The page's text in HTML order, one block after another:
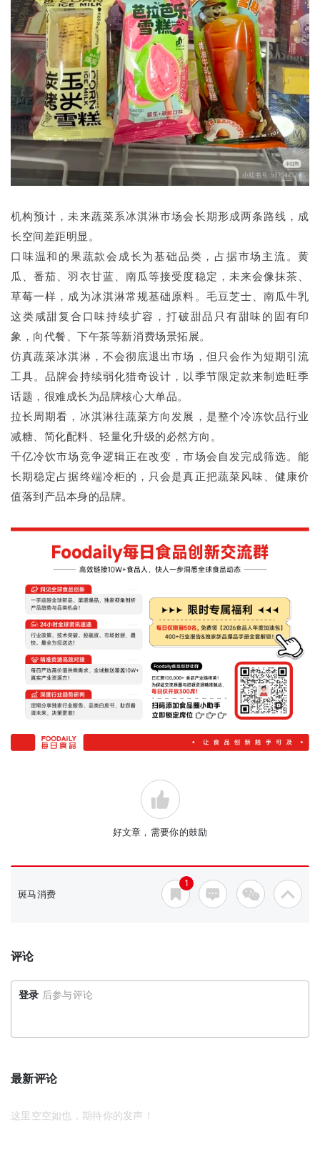
机构预计，未来蔬菜系冰淇淋市场会长期形成两条路线，成
长空间差距明显。
口味温和的果蔬款会成长为基础品类，占据市场主流。黄
瓜、番茄、羽衣甘蓝、南瓜等接受度稳定，未来会像抹茶、
草莓一样，成为冰淇淋常规基础原料。毛豆芝士、南瓜牛乳
这类咸甜复合口味持续扩容，打破甜品只有甜味的固有印
象，向代餐、下午茶等新消费场景拓展。
仿真蔬菜冰淇淋，不会彻底退出市场，但只会作为短期引流
工具。品牌会持续弱化猎奇设计，以季节限定款来制造旺季
话题，很难成长为品牌核心大单品。
拉长周期看，冰淇淋往蔬菜方向发展，是整个冷冻饮品行业
减糖、简化配料、轻量化升级的必然方向。
千亿冷饮市场竞争逻辑正在改变，市场会自发完成筛选。能
长期稳定占据终端冷柜的，只会是真正把蔬菜风味、健康价
值落到产品本身的品牌。
好文章，需要你的鼓励
斑马消费
1
评论
登录 后参与评论
最新评论
这里空空如也，期待你的发声！